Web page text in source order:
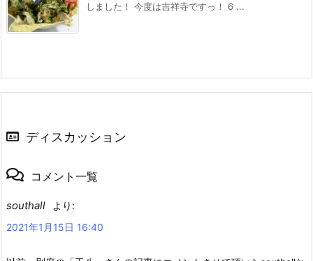
しました！ 今度は吉祥寺ですっ！ 6 ...
ディスカッション
コメント一覧
southall
より:
2021年1月15日 16:40